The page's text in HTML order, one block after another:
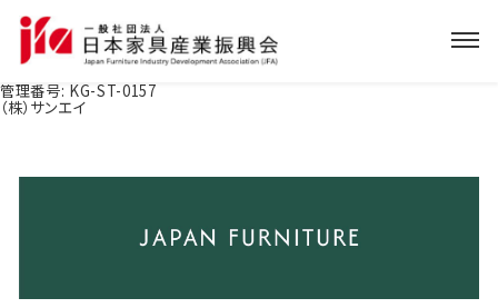
管理番号: KG-ST-0157
（株）サンエイ